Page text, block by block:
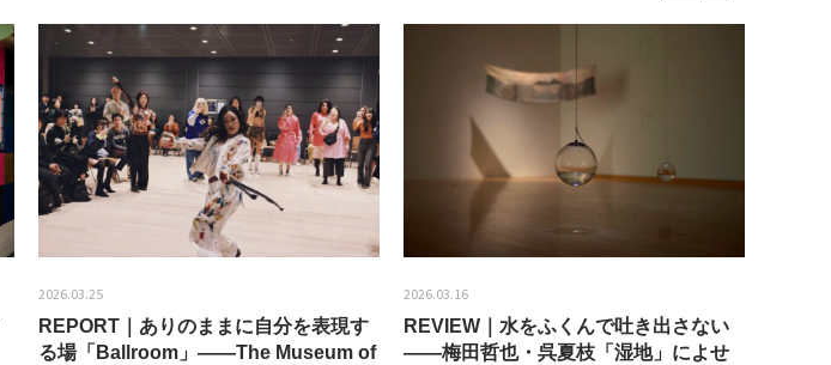
2026.03.25
REPORT｜ありのままに自分を表現す
る場「Ballroom」——The Museum of
2026.03.16
REVIEW｜水をふくんで吐き出さない
——梅田哲也・呉夏枝「湿地」によせ